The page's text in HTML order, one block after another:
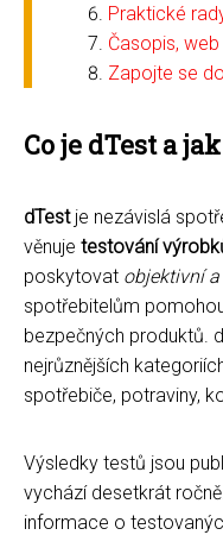
Praktické
Časopis,
Zapojte se
Co je dTest a
dTestje nezávislá
věnuje testování
poskytovat objektivní
spotřebitelům
bezpečných produktů.
nejrůznějších
spotřebiče, potraviny,
Výsledky testů jsou
vychází desetkrát
informace o